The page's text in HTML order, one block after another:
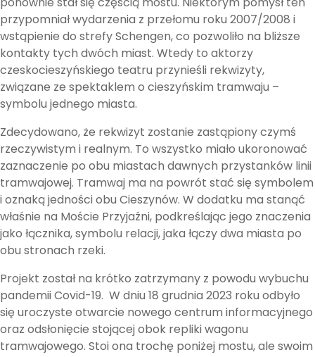
przypomniał wydarzenia z przełomu roku 2007/2008 i
wstąpienie do strefy Schengen, co pozwoliło na bliższe
kontakty tych dwóch miast. Wtedy to aktorzy
czeskocieszyńskiego teatru przynieśli rekwizyty,
związane ze spektaklem o cieszyńskim tramwaju –
symbolu jednego miasta.
Zdecydowano, że rekwizyt zostanie zastąpiony czymś
rzeczywistym i realnym. To wszystko miało ukoronować
zaznaczenie po obu miastach dawnych przystanków linii
tramwajowej. Tramwaj ma na powrót stać się symbolem
i oznaką jedności obu Cieszynów. W dodatku ma stanąć
właśnie na Moście Przyjaźni, podkreślając jego znaczenia
jako łącznika, symbolu relacji, jaka łączy dwa miasta po
obu stronach rzeki.
Projekt został na krótko zatrzymany z powodu wybuchu
pandemii Covid-19. W dniu 18 grudnia 2023 roku odbyło
się uroczyste otwarcie nowego centrum informacyjnego
oraz odsłonięcie stojącej obok repliki wagonu
tramwajowego. Stoi ona trochę poniżej mostu, ale swoim